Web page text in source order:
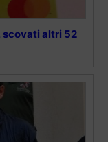
scovati altri 52